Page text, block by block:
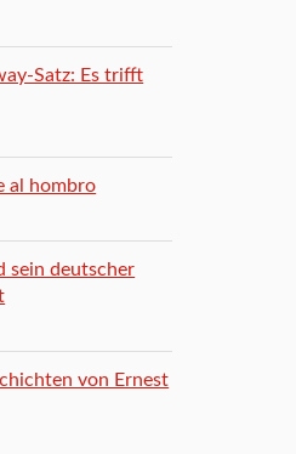
Satz: Es trifft
al hombro
sein deutscher
von Ernest